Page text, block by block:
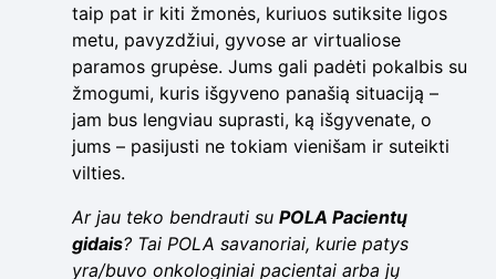
taip pat ir kiti žmonės, kuriuos sutiksite ligos
metu, pavyzdžiui, gyvose ar virtualiose
paramos grupėse. Jums gali padėti pokalbis su
žmogumi, kuris išgyveno panašią situaciją –
jam bus lengviau suprasti, ką išgyvenate, o
jums – pasijusti ne tokiam vienišam ir suteikti
vilties.
Ar jau teko bendrauti su POLA Pacientų
gidais? Tai POLA savanoriai, kurie patys
yra/buvo onkologiniai pacientai arba jų